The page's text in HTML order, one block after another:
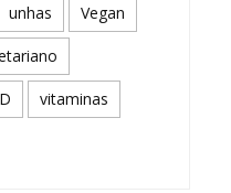
unhas Vegan
vitaminas